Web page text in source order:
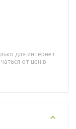
для интернет-
от цен в